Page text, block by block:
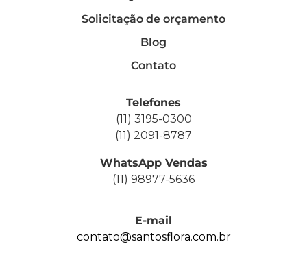
Solicitação de orçamento
Blog
Contato
Telefones
(11) 3195-0300
(11) 2091-8787
WhatsApp Vendas
(11) 98977-5636
E-mail
contato@santosflora.com.br